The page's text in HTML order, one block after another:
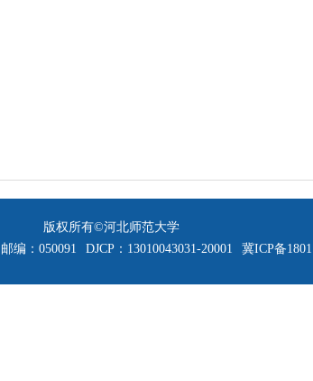
版权所有©河北师范大学
邮编：050091 DJCP：13010043031-20001 冀ICP备